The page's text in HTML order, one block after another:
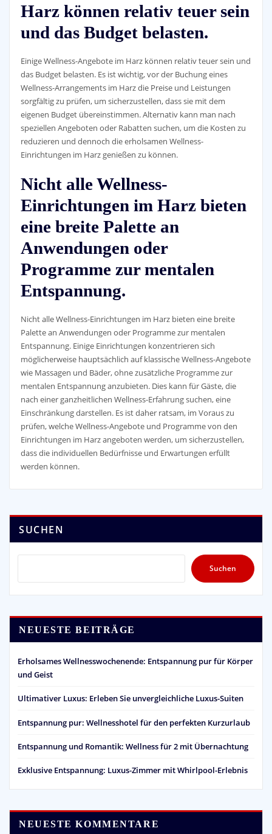
Harz können relativ teuer sein
und das Budget belasten.
Einige Wellness-Angebote im Harz können relativ teuer sein und
das Budget belasten. Es ist wichtig, vor der Buchung eines
Wellness-Arrangements im Harz die Preise und Leistungen
sorgfältig zu prüfen, um sicherzustellen, dass sie mit dem
eigenen Budget übereinstimmen. Alternativ kann man nach
speziellen Angeboten oder Rabatten suchen, um die Kosten zu
reduzieren und dennoch die erholsamen Wellness-
Einrichtungen im Harz genießen zu können.
Nicht alle Wellness-
Einrichtungen im Harz bieten
eine breite Palette an
Anwendungen oder
Programme zur mentalen
Entspannung.
Nicht alle Wellness-Einrichtungen im Harz bieten eine breite
Palette an Anwendungen oder Programme zur mentalen
Entspannung. Einige Einrichtungen konzentrieren sich
möglicherweise hauptsächlich auf klassische Wellness-Angebote
wie Massagen und Bäder, ohne zusätzliche Programme zur
mentalen Entspannung anzubieten. Dies kann für Gäste, die
nach einer ganzheitlichen Wellness-Erfahrung suchen, eine
Einschränkung darstellen. Es ist daher ratsam, im Voraus zu
prüfen, welche Wellness-Angebote und Programme von den
Einrichtungen im Harz angeboten werden, um sicherzustellen,
dass die individuellen Bedürfnisse und Erwartungen erfüllt
werden können.
SUCHEN
Suchen
NEUESTE BEITRÄGE
Erholsames Wellnesswochenende: Entspannung pur für Körper
und Geist
Ultimativer Luxus: Erleben Sie unvergleichliche Luxus-Suiten
Entspannung pur: Wellnesshotel für den perfekten Kurzurlaub
Entspannung und Romantik: Wellness für 2 mit Übernachtung
Exklusive Entspannung: Luxus-Zimmer mit Whirlpool-Erlebnis
NEUESTE KOMMENTARE